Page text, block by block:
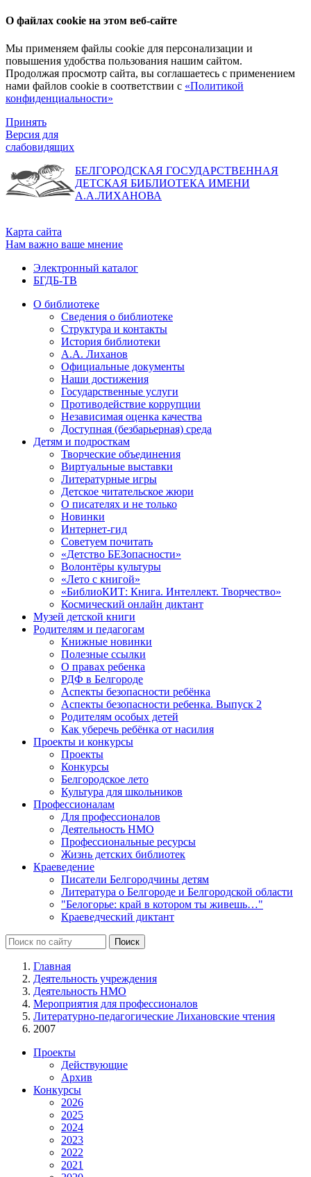
О файлах cookie на этом веб-сайте
Мы применяем файлы cookie для персонализации и
повышения удобства пользования нашим сайтом.
Продолжая просмотр сайта, вы соглашаетесь с применением
нами файлов cookie в соответствии с «Политикой
конфиденциальности»
Принять
Версия для
слабовидящих
БЕЛГОРОДСКАЯ ГОСУДАРСТВЕННАЯ
ДЕТСКАЯ БИБЛИОТЕКА ИМЕНИ
А.А.ЛИХАНОВА
Карта сайта
Нам важно ваше мнение
Электронный каталог
БГДБ-ТВ
О библиотеке
Сведения о библиотеке
Структура и контакты
История библиотеки
А.А. Лиханов
Официальные документы
Наши достижения
Государственные услуги
Противодействие коррупции
Независимая оценка качества
Доступная (безбарьерная) среда
Детям и подросткам
Творческие объединения
Виртуальные выставки
Литературные игры
Детское читательское жюри
О писателях и не только
Новинки
Интернет-гид
Советуем почитать
«Детство БЕЗопасности»
Волонтёры культуры
«Лето с книгой»
«БиблиоКИТ: Книга. Интеллект. Творчество»
Космический онлайн диктант
Музей детской книги
Родителям и педагогам
Книжные новинки
Полезные ссылки
О правах ребенка
РДФ в Белгороде
Аспекты безопасности ребёнка
Аспекты безопасности ребенка. Выпуск 2
Родителям особых детей
Как уберечь ребёнка от насилия
Проекты и конкурсы
Проекты
Конкурсы
Белгородское лето
Культура для школьников
Профессионалам
Для профессионалов
Деятельность НМО
Профессиональные ресурсы
Жизнь детских библиотек
Краеведение
Писатели Белгородчины детям
Литература о Белгороде и Белгородской области
"Белогорье: край в котором ты живешь…"
Краеведческий диктант
Главная
Деятельность учреждения
Деятельность НМО
Мероприятия для профессионалов
Литературно-педагогические Лихановские чтения
2007
Проекты
Действующие
Архив
Конкурсы
2026
2025
2024
2023
2022
2021